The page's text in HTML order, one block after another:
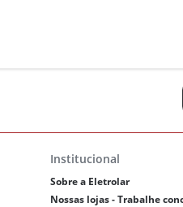
Institucional
Sobre a Eletrolar
Nossas lojas - Trabalhe